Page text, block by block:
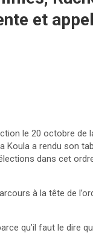
et
le 20 octobre de
Koula a rendu son
dans cet
à la tête de
qu’il faut le dire